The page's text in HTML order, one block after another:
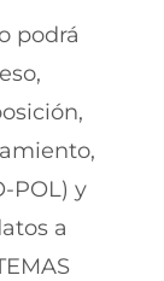
podrá
POL) y
a